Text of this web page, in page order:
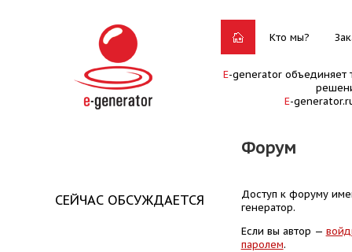
Кто мы?
E-generator объединяет
E-
Форум
СЕЙЧАС ОБСУЖДАЕТСЯ
Доступ к форуму
генератор.
Если вы автор —
паролем.